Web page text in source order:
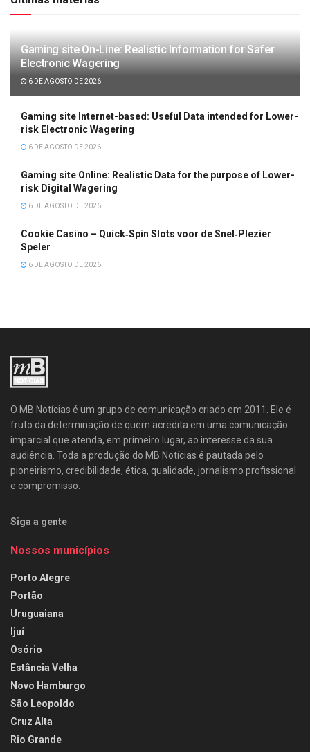
Gaming site On-Line: Realistic Information for Safer
Electronic Wagering
6 DE AGOSTO DE 2026
Gaming site Internet-based: Useful Data intended for Lower-
risk Electronic Wagering
6 DE AGOSTO DE 2026
Gaming site Online: Realistic Data for the purpose of Lower-
risk Digital Wagering
6 DE AGOSTO DE 2026
Cookie Casino – Quick‑Spin Slots voor de Snel‑Plezier
Speler
6 DE AGOSTO DE 2026
O MB Notícias é um grupo de comunicação criado em 2011. Ele é
fruto da determinação de quem acredita em uma comunicação
imparcial que atenda, em primeiro lugar, ao interesse da sua
audiência. Toda a produção do MB Notícias é pautada pelo
pioneirismo, credibilidade, ética, qualidade, jornalismo profissional
e compromisso.
Siga a gente
Nossos municípios
Porto Alegre
Portão
Uruguaiana
Ijuí
Osório
Estância Velha
Novo Hamburgo
São Leopoldo
Cruz Alta
Rio Grande